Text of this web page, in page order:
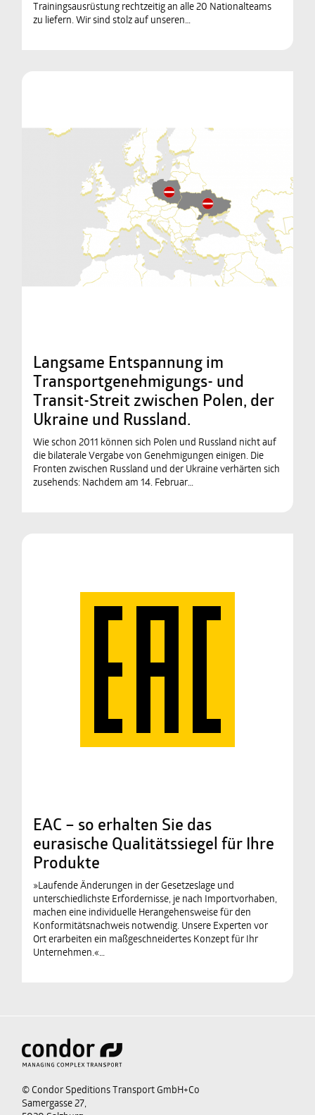
Trainingsausrüstung rechtzeitig an alle 20 Nationalteams
zu liefern. Wir sind stolz auf unseren…
Langsame Entspannung im
Transportgenehmigungs- und
Transit-Streit zwischen Polen, der
Ukraine und Russland.
Wie schon 2011 können sich Polen und Russland nicht auf
die bilaterale Vergabe von Genehmigungen einigen. Die
Fronten zwischen Russland und der Ukraine verhärten sich
zusehends: Nachdem am 14. Februar…
EAC – so erhalten Sie das
eurasische Qualitätssiegel für Ihre
Produkte
»Laufende Änderungen in der Gesetzeslage und
unterschiedlichste Erfordernisse, je nach Importvorhaben,
machen eine individuelle Herangehensweise für den
Konformitätsnachweis notwendig. Unsere Experten vor
Ort erarbeiten ein maßgeschneidertes Konzept für Ihr
Unternehmen.«…
© Condor Speditions Transport GmbH+Co
Samergasse 27,